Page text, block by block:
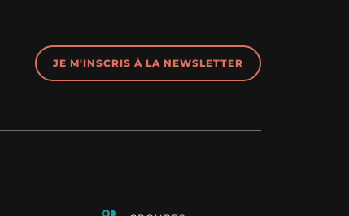
JE M'INSCRIS À LA NEWSLETTER